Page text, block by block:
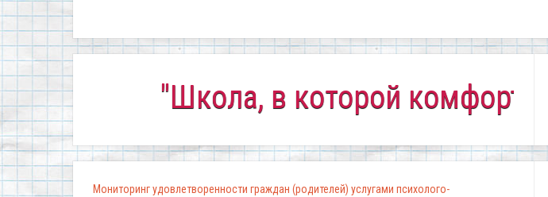
"Школа, в которой комфортно всем!"
Мониторинг удовлетворенности граждан (родителей) услугами психолого-